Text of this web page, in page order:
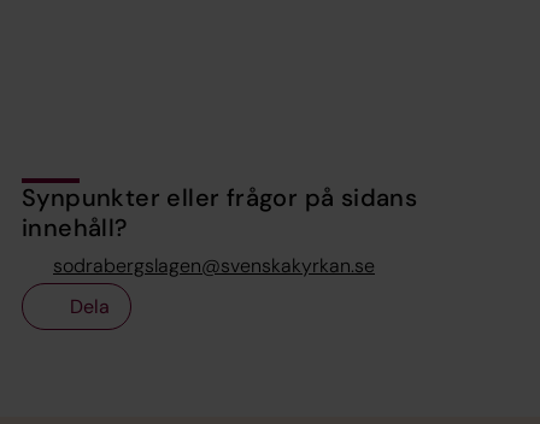
Synpunkter eller frågor på sidans
innehåll?
sodrabergslagen@svenskakyrkan.se
Dela